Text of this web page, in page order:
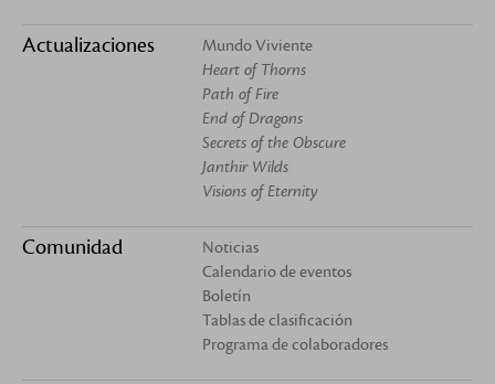
Actualizaciones
Mundo Viviente
Heart of Thorns
Path of Fire
End of Dragons
Secrets of the Obscure
Janthir Wilds
Visions of Eternity
Comunidad
Noticias
Calendario de eventos
Boletín
Tablas de clasificación
Programa de colaboradores